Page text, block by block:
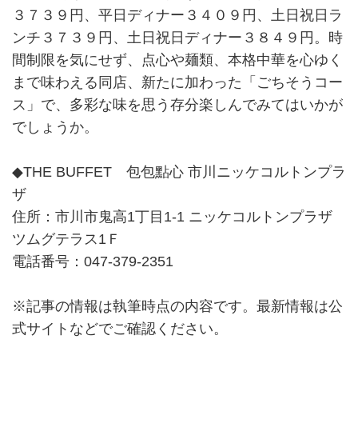
３７３９円、平日ディナー３４０９円、土日祝日ラ
ンチ３７３９円、土日祝日ディナー３８４９円。時
間制限を気にせず、点心や麺類、本格中華を心ゆく
まで味わえる同店、新たに加わった「ごちそうコー
ス」で、多彩な味を思う存分楽しんでみてはいかが
でしょうか。
◆THE BUFFET 包包點心 市川ニッケコルトンプラ
ザ
住所：市川市鬼高1丁目1-1 ニッケコルトンプラザ
ツムグテラス1Ｆ
電話番号：047-379-2351
※記事の情報は執筆時点の内容です。最新情報は公
式サイトなどでご確認ください。